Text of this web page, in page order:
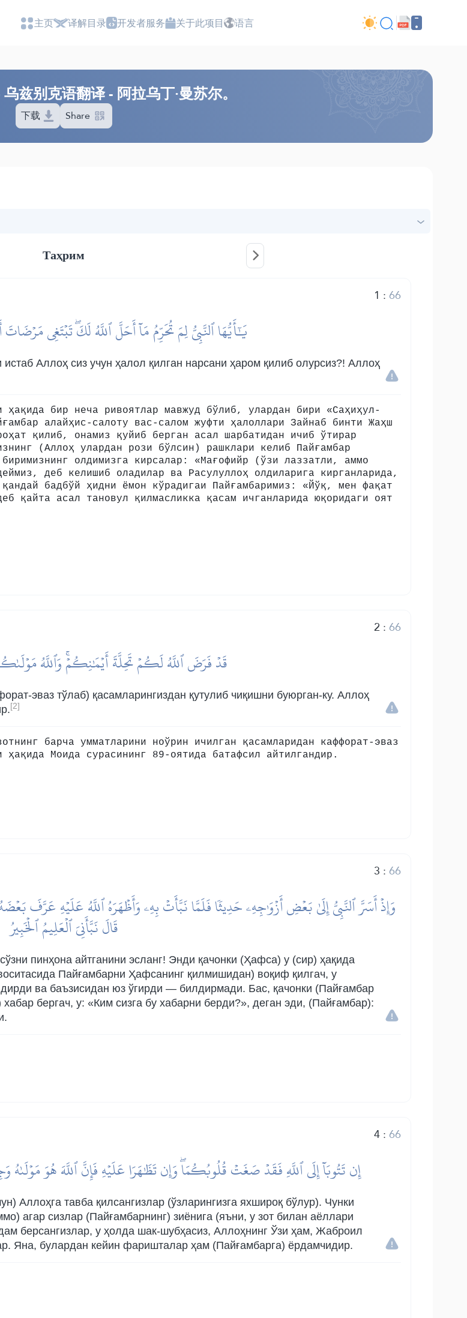
主页 译解目录 开发者服务 关于此项目 语言
兹别克语翻译 - 阿拉乌丁·曼苏尔。
下载 Share
Таҳрим
1 :66
يَٰٓأَيُّهَا ٱلنَّبِيُّ لِمَ تُحَرِّمُ مَآ أَحَلَّ ٱللَّهُ لَكَۖ تَبۡتَغِي
Аллоҳ сиз учун ҳалол қилган нарсани ҳаром қилиб олурсиз?! Аллоҳ
ҳақида бир неча ривоятлар мавжуд бўлиб, улардан бири «Саҳиҳул-
алайҳис-салоту вас-салом жуфти ҳалоллари Зайнаб бинти Жаҳш
қилиб, онамиз қуйиб берган асал шарбатидан ичиб ўтирар
(Аллоҳ улардан рози бўлсин) рашклари келиб Пайғамбар
олдимизга кирсалар: «Мағофийр (ўзи лаззатли, аммо
деб келишиб оладилар ва Расулуллоҳ олдиларига кирганларида,
бадбўй ҳидни ёмон кўрадигаи Пайғамбаримиз: «Йўқ, мен фақат
қайта асал тановул қилмасликка қасам ичганларида юқоридаги оят
2 :66
قَدۡ فَرَضَ ٱللَّهُ لَكُمۡ تَحِلَّةَ أَيۡمَٰنِكُمۡۚ وَٱللَّهُ
эваз тўлаб) қасамларингиздан қутулиб чиқишни буюрган-ку. Аллоҳ
[2]
барча умматларини ноўрин ичилган қасамларидан каффорат-эваз
Моида сурасининг 89-оятида батафсил айтилгандир.
3 :66
وَإِذۡ أَسَرَّ ٱلنَّبِيُّ إِلَىٰ بَعۡضِ أَزۡوَٰجِهِۦ حَدِيثٗا فَلَمَّا نَبَّأَتۡ بِهِۦ وَأَظۡهَرَهُ ٱللَّهُ عَلَيۡهِ عَرَّفَ
قَالَ نَبَّأَنِيَ ٱلۡعَلِيمُ ٱلۡخَبِيرُ
пинҳона айтганини эсланг! Энди қачонки (Ҳафса) у (сир) ҳақида
Пайғамбарни Ҳафсанинг қилмишидан) воқиф қилгач, у
ва баъзисидан юз ўгирди — билдирмади. Бас, қачонки (Пайғамбар
бергач, у: «Ким сизга бу хабарни берди?», деган эди, (Пайғамбар):
4:66
إِن تَتُوبَآ إِلَى ٱللَّهِ فَقَدۡ صَغَتۡ قُلُوبُكُمَاۖ وَإِن تَظَٰهَرَا عَلَيۡهِ فَإِنَّ ٱللَّهَ هُوَ
Аллоҳга тавба қилсангизлар (ўзларингизга яхшироқ бўлур). Чунки
агар сизлар (Пайғамбарнинг) зиёнига (яъни, у зот билан аёллари
берсангизлар, у ҳолда шак-шубҳасиз, Аллоҳнинг Ўзи ҳам, Жаброил
Яна, булардан кейин фаришталар ҳам (Пайғамбарга) ёрдамчидир.